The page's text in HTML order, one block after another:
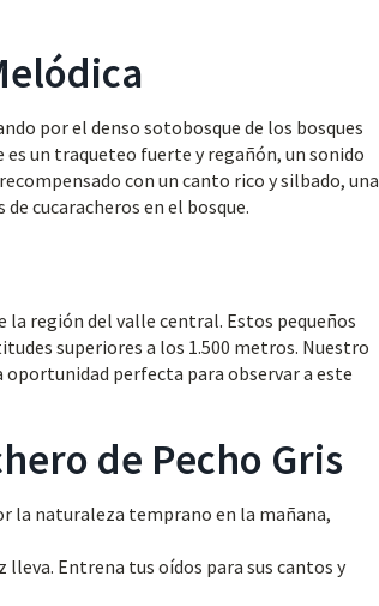
por el denso sotobosque de los bosques
un traqueteo fuerte y regañón, un sonido
con un canto rico y silbado, una
cucaracheros en el bosque.
la región del valle central. Estos pequeños
superiores a los 1.500 metros. Nuestro
perfecta para observar a este
de Pecho Gris
la naturaleza temprano en la mañana,
lleva. Entrena tus oídos para sus cantos y